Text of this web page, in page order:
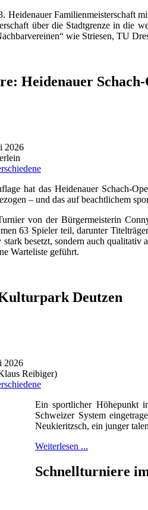
Heidenauer Familienmeisterschaft
über die Stadtgrenze in die
wie Striesen, TU
Heidenauer
2026
hat das Heidenauer Schach-
– und das auf beachtlichem
von der Bürgermeisterin
63 Spieler teil, darunter
besetzt, sondern auch qualitativ
Warteliste geführt.
Deutzen
2026
Reibiger)
Ein sportlicher Höhepunkt
Schweizer System
Neukieritzsch, ein junger
Weiterlesen ...
Schnellturniere